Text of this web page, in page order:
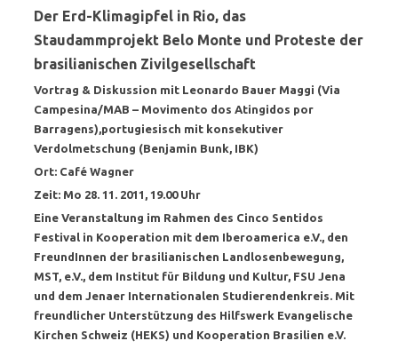
Der Erd-Klimagipfel in Rio, das
Staudammprojekt Belo Monte und Proteste der
brasilianischen Zivilgesellschaft
Vortrag & Diskussion mit Leonardo Bauer Maggi (Via
Campesina/MAB – Movimento dos Atingidos por
Barragens),portugiesisch mit konsekutiver
Verdolmetschung (Benjamin Bunk, IBK)
Ort: Café Wagner
Zeit: Mo 28. 11. 2011, 19.00 Uhr
Eine Veranstaltung im Rahmen des Cinco Sentidos
Festival in Kooperation mit dem Iberoamerica e.V., den
FreundInnen der brasilianischen Landlosenbewegung,
MST, e.V., dem Institut für Bildung und Kultur, FSU Jena
und dem Jenaer Internationalen Studierendenkreis. Mit
freundlicher Unterstützung des Hilfswerk Evangelische
Kirchen Schweiz (HEKS) und Kooperation Brasilien e.V.